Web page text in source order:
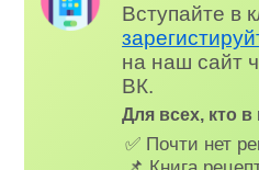
Вступайте в
на наш сайт
ВК.
Для всех, кто в
✅ Почти нет